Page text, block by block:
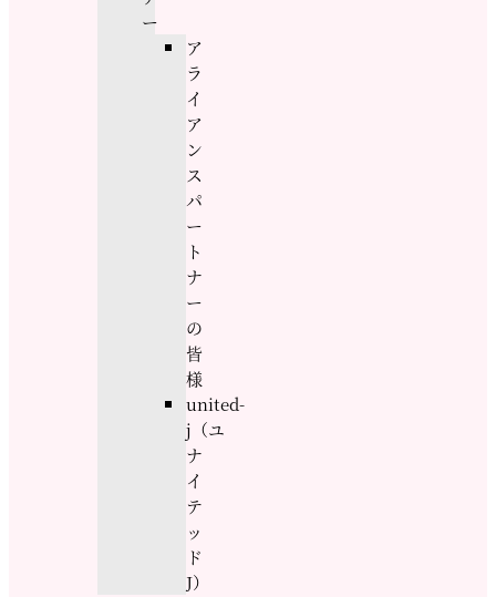
ー
ア
ラ
イ
ア
ン
ス
パ
ー
ト
ナ
ー
の
皆
様
united-
j（ユ
ナ
イ
テ
ッ
ド
J）